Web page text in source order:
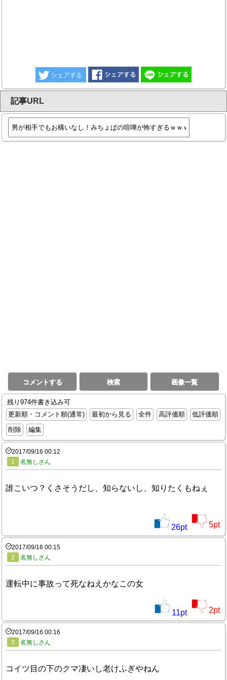
記事URL
コメントする 検索 画像一覧
残り974件書き込み可
更新順・コメント順(通常)
最初から見る 全件 高評価順
低評価順
削除
編集
2017/09/16 00:12
1
名無しさん
誰こいつ？くさそうだし、知らないし、知りたくもねぇ
26pt 5pt
2017/09/16 00:15
2
名無しさん
運転中に事故って死なねえかなこの女
11pt 2pt
2017/09/16 00:16
3
名無しさん
コイツ目の下のクマ凄いし老けふぎやねん